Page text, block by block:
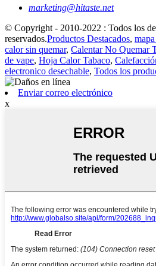
marketing@hitaste.net
© Copyright - 2010-2022 : Todos los
reservados.Productos Destacados,
calor sin quemar, Calentar No Quemar
de vape, Hoja Calor Tabaco,
electronico desechable, Todos los
Enviar correo electrónico
x